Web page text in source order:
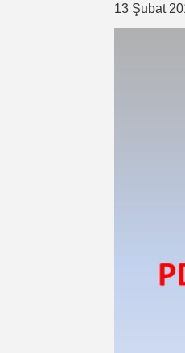
13 Şubat